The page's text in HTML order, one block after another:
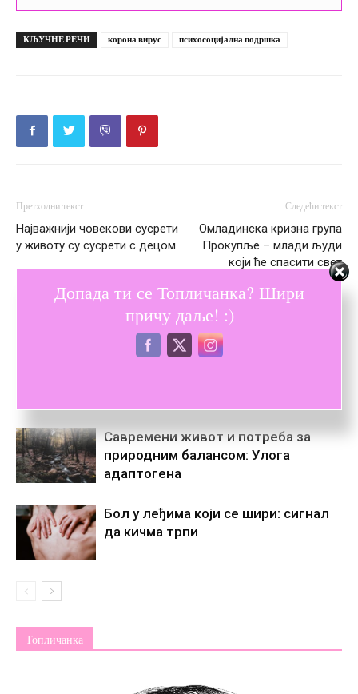
КЉУЧНЕ РЕЧИ корона вирус психосоцијална подршка
Претходни текст
Најважнији човекови сусрети
у животу су сусрети с децом
Следећи текст
Омладинска кризна група
Прокупље – млади људи
који ће спасити свет
ПОВЕЗАНЕ ОБЈАВЕ ВИШЕ ОД АУТОРА
Како организовати женски дан за
Савремени живот и потреба за
природним балансом: Улога
адаптогена
Бол у леђима који се шири: сигнал
да кичма трпи
Топличанка
Допада ти се Топличанка? Шири
причу даље! :)